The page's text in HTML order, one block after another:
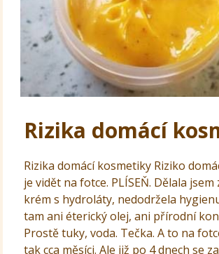
Rizika domácí
Rizika domácí kosmetiky Riziko
je vidět na fotce. PLÍSEŇ. Dělala
krém s hydroláty, nedodržela
tam ani éterický olej, ani přírodní
Prostě tuky, voda. Tečka. A to na
tak cca měsíci. Ale již po 4 dnech se